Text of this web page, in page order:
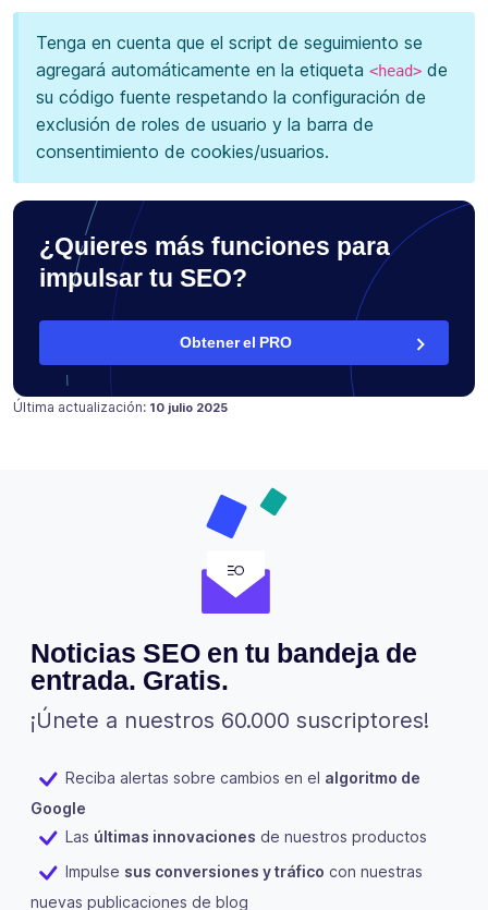
Tenga en cuenta que el script de seguimiento se
agregará automáticamente en la etiqueta <head> de
su código fuente respetando la configuración de
exclusión de roles de usuario y la barra de
consentimiento de cookies/usuarios.
¿Quieres más funciones para
impulsar tu SEO?
Obtener el PRO
Última actualización: Publicado en
30 marzo 2022
10 julio 2025
Noticias SEO en tu bandeja de
entrada. Gratis.
¡Únete a nuestros 60.000 suscriptores!
Reciba alertas sobre cambios en el algoritmo de
Google
Las últimas innovaciones de nuestros productos
Impulse sus conversiones y tráfico con nuestras
nuevas publicaciones de blog